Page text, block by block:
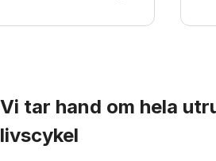
Vi tar hand om hela
livscykel